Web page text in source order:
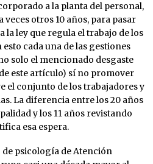
a la planta del personal,
veces otros 10 años, para pasar
la ley que regula el trabajo de los
cada una de las gestiones
solo el mencionado desgaste
este artículo) sí no promover
el conjunto de los trabajadores y
La diferencia entre los 20 años
y los 11 años revistando
esa espera.
psicología de Atención